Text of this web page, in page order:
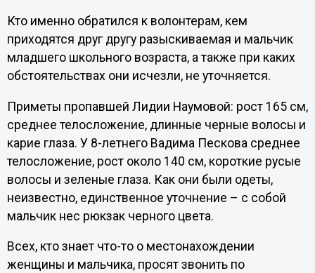
Кто именно обратился к волонтерам, кем
приходятся друг другу разыскиваемая и мальчик
младшего школьного возраста, а также при каких
обстоятельствах они исчезли, не уточняется.
Приметы пропавшей Лидии Наумовой: рост 165 см,
среднее телосложение, длинные черные волосы и
карие глаза. У 8-летнего Вадима Пескова среднее
телосложение, рост около 140 см, короткие русые
волосы и зеленые глаза. Как они были одеты,
неизвестно, единственное уточнение – с собой
мальчик нес рюкзак черного цвета.
Всех, кто знает что-то о местонахождении
женщины и мальчика, просят звонить по